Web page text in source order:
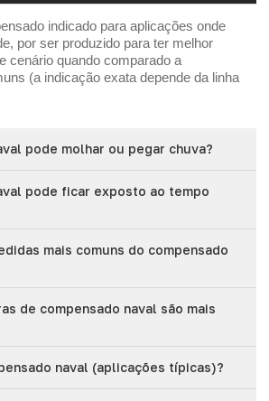
indicado para aplicações onde
por ser produzido para ter melhor
cenário quando comparado a
(a indicação exata depende da linha
pode molhar ou pegar chuva?
pode ficar exposto ao tempo
mais comuns do compensado
de compensado naval são mais
naval (aplicações típicas)?